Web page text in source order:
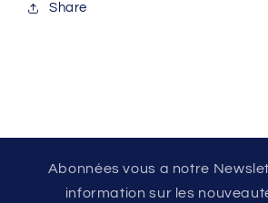
Share
Abonnées vous a notre
information sur les